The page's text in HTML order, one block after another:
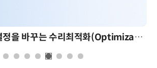
AI 시대의 의사결정을 바꾸는 수리최적화(Optimization): 실제 산업 적용 사례와 활용 전략